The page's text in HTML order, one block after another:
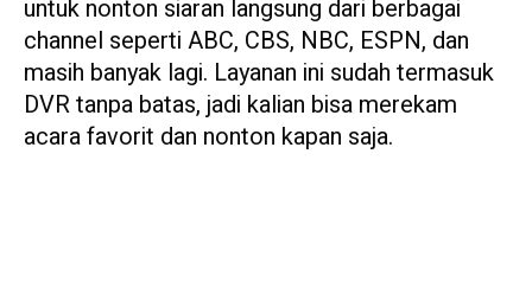
untuk nonton siaran langsung dari berbagai
channel seperti ABC, CBS, NBC, ESPN, dan
masih banyak lagi. Layanan ini sudah termasuk
DVR tanpa batas, jadi kalian bisa merekam
acara favorit dan nonton kapan saja.